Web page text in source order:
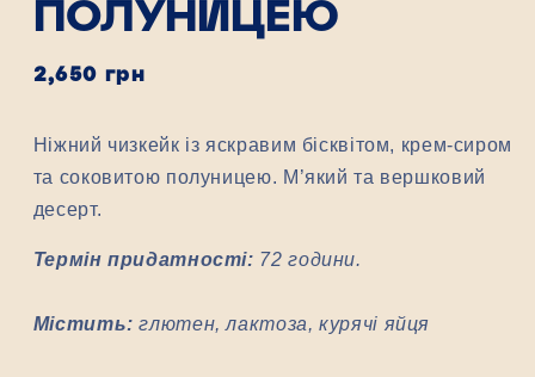
ПОЛУНИЦЕЮ
Звичайна
2,650 грн
Ніжний чизкейк із яскравим бісквітом, крем-сиром
та соковитою полуницею. М’який та вершковий
десерт.
Термін придатності: 72 години.
Містить:глютен, лактоза, курячі яйця